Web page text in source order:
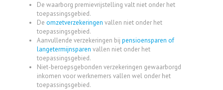
De waarborg premievrijstelling valt niet onder het
toepassingsgebied.
De omzetverzekeringen vallen niet onder het
toepassingsgebied.
Aanvullende verzekeringen bij pensioensparen of
langetermijnsparen vallen niet onder het
toepassingsgebied.
Niet-beroepsgebonden verzekeringen gewaarborgd
inkomen voor werknemers vallen wel onder het
toepassingsgebied.